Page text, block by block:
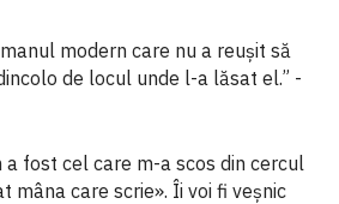
modern care nu a reușit să
de locul unde l-a lăsat el.” -
a fost cel care m-a scos din cercul
mâna care scrie». Îi voi fi veșnic